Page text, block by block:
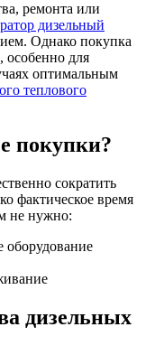
ремонта или
дизельный
Однако покупка
особенно для
оптимальным
теплового
покупки?
сократить
фактическое время
не нужно:
оборудование
дизельных